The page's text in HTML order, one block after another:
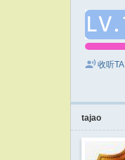
收听TA
tajao